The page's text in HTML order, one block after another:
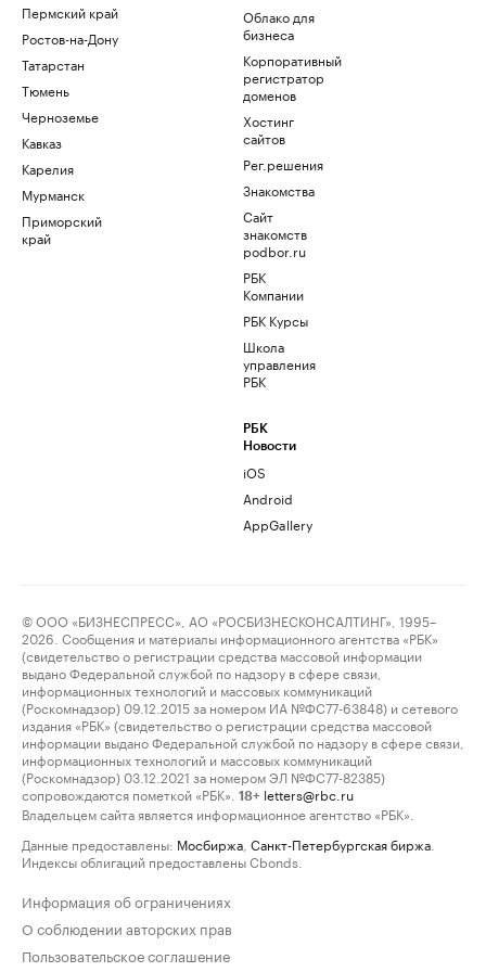
Пермский край
Ростов-на-Дону
Татарстан
Тюмень
Черноземье
Кавказ
Карелия
Мурманск
Приморский
край
Облако для
бизнеса
Корпоративный
регистратор
доменов
Хостинг
сайтов
Рег.решения
Знакомства
Сайт
знакомств
podbor.ru
РБК
Компании
РБК Курсы
Школа
управления
РБК
РБК
Новости
iOS
Android
AppGallery
© ООО «БИЗНЕСПРЕСС», АО «РОСБИЗНЕСКОНСАЛТИНГ», 1995–
2026. Сообщения и материалы информационного агентства «РБК»
(свидетельство о регистрации средства массовой информации
выдано Федеральной службой по надзору в сфере связи,
информационных технологий и массовых коммуникаций
(Роскомнадзор) 09.12.2015 за номером ИА №ФС77-63848) и сетевого
издания «РБК» (свидетельство о регистрации средства массовой
информации выдано Федеральной службой по надзору в сфере связи,
информационных технологий и массовых коммуникаций
(Роскомнадзор) 03.12.2021 за номером ЭЛ №ФС77-82385)
сопровождаются пометкой «РБК».
18+ letters@rbc.ru
Владельцем сайта является информационное агентство «РБК».
Данные предоставлены: Мосбиржа Санкт-Петербургская биржа
Индексы облигаций предоставлены Cbonds.
Информация об ограничениях
О соблюдении авторских прав
Пользовательское соглашение